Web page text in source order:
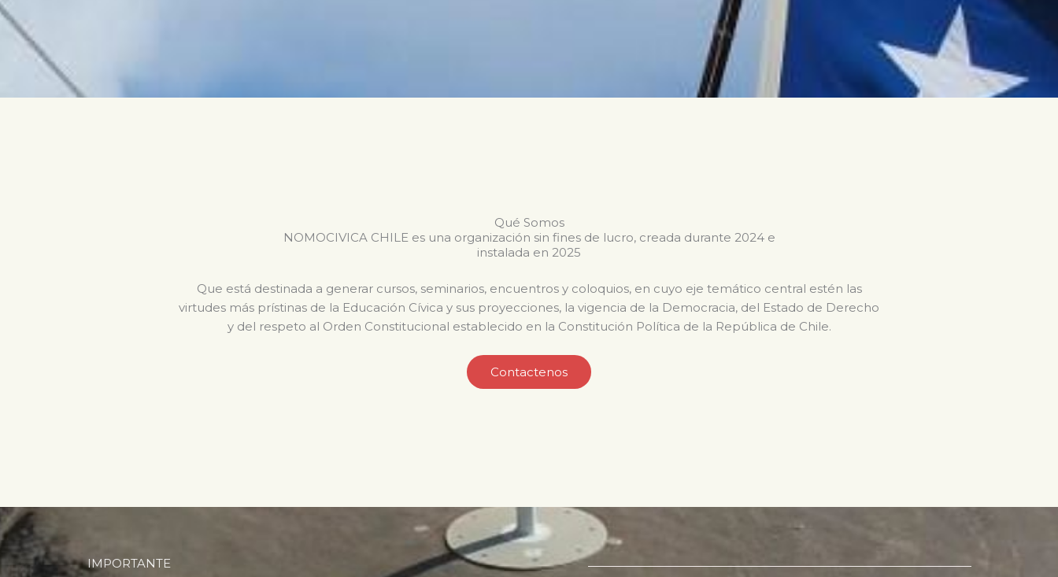
Qué Somos
NOMOCIVICA CHILE es una organización sin fines de lucro, creada durante 2024 e
instalada en 2025
Que está destinada a generar cursos, seminarios, encuentros y coloquios, en cuyo eje temático central estén las
virtudes más prístinas de la Educación Cívica y sus proyecciones, la vigencia de la Democracia, del Estado de Derecho
y del respeto al Orden Constitucional establecido en la Constitución Política de la República de Chile.
Contactenos
IMPORTANTE